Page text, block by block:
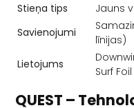
Stieņa tips
Jauns
Savienojumi
līnijas)
Lietojums
Surf Foil
QUEST –